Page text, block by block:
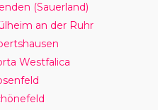
(Sauerland)
an der Ruhr
Westfalica